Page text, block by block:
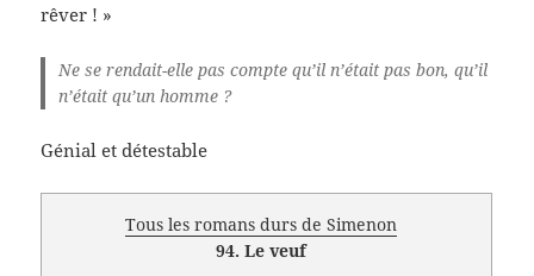
rêver ! »
Ne se rendait-elle pas compte qu’il n’était pas bon, qu’il
n’était qu’un homme ?
Génial et détestable
Tous les romans durs de Simenon
94. Le veuf